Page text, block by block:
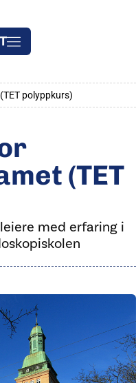
polyppkurs)
(TET
med erfaring i